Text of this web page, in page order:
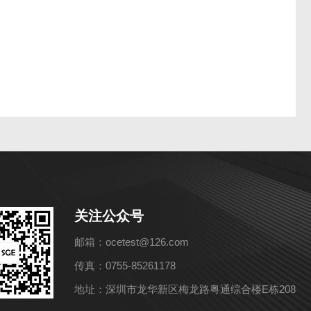
关注公众号
邮箱：ocetest@126.com
传真：0755-85261178
地址：深圳市龙华新区梅龙路粤通综合楼E栋208